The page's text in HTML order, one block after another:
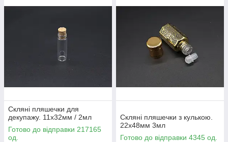
Скляні пляшечки для
декупажу. 11х32мм / 2мл
Готово до відправки 217165
од.
Скляні пляшечки з кулькою.
22х48мм 3мл
Готово до відправки 4345 од.